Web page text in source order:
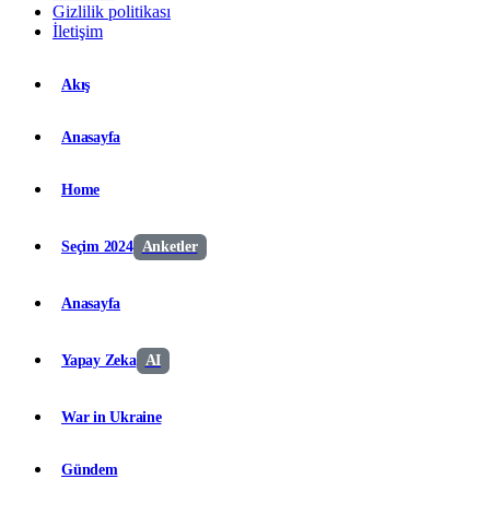
Gizlilik politikası
İletişim
Akış
Anasayfa
Home
Seçim 2024 Anketler
Anasayfa
Yapay Zeka AI
War in Ukraine
Gündem